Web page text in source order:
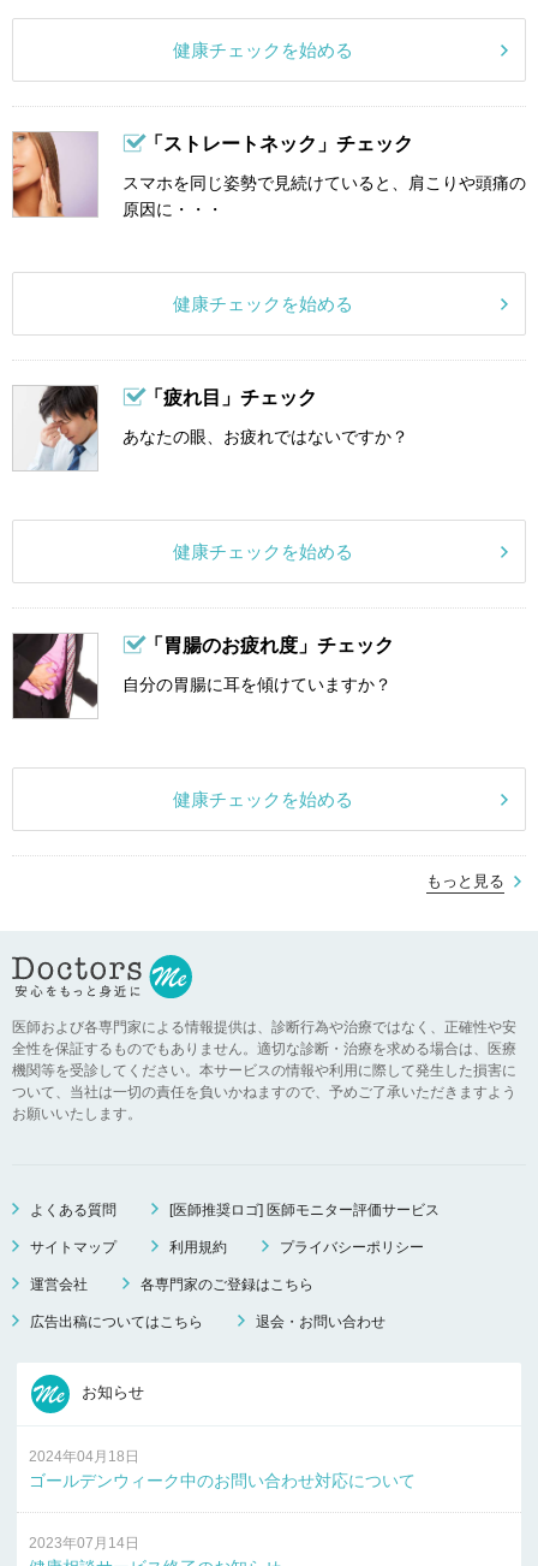
健康チェックを始める
「ストレートネック」チェック
スマホを同じ姿勢で見続けていると、肩こりや頭痛の
原因に・・・
健康チェックを始める
「疲れ目」チェック
あなたの眼、お疲れではないですか？
健康チェックを始める
「胃腸のお疲れ度」チェック
自分の胃腸に耳を傾けていますか？
健康チェックを始める
もっと見る
医師および各専門家による情報提供は、診断行為や治療ではなく、正確性や安
全性を保証するものでもありません。適切な診断・治療を求める場合は、医療
機関等を受診してください。本サービスの情報や利用に際して発生した損害に
ついて、当社は一切の責任を負いかねますので、予めご了承いただきますよう
お願いいたします。
よくある質問 [医師推奨ロゴ] 医師モニター評価サービス
サイトマップ 利用規約 プライバシーポリシー
運営会社 各専門家のご登録はこちら
広告出稿についてはこちら 退会・お問い合わせ
お知らせ
2024年04月18日
ゴールデンウィーク中のお問い合わせ対応について
2023年07月14日